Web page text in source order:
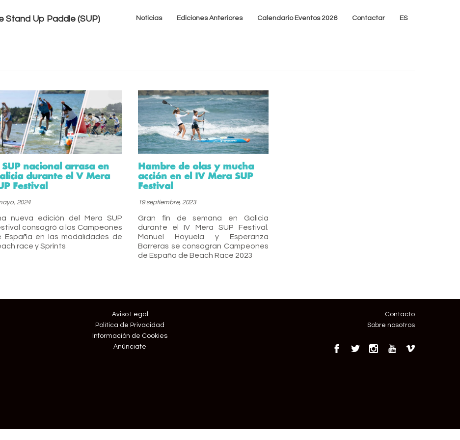
Stand Up Paddle (SUP) Noticias Ediciones Anteriores Calendario Eventos 2026 Contactar ES
SUP nacional arrasa en
durante el V Mera
Festival
2024
nueva edición del Mera SUP
consagró a los Campeones
España en las modalidades de
race y Sprints
Hambre de olas y mucha
acción en el IV Mera SUP
Festival
19 septiembre, 2023
Gran fin de semana en Galicia
durante el IV Mera SUP Festival.
Manuel Hoyuela y Esperanza
Barreras se consagran Campeones
de España de Beach Race 2023
Aviso Legal
Política de Privacidad
Información de Cookies
Anúnciate
Contacto
Sobre nosotros